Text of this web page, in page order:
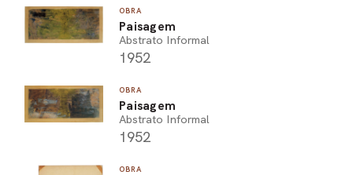
OBRA
Paisagem
Abstrato Informal
1952
OBRA
Paisagem
Abstrato Informal
1952
OBRA